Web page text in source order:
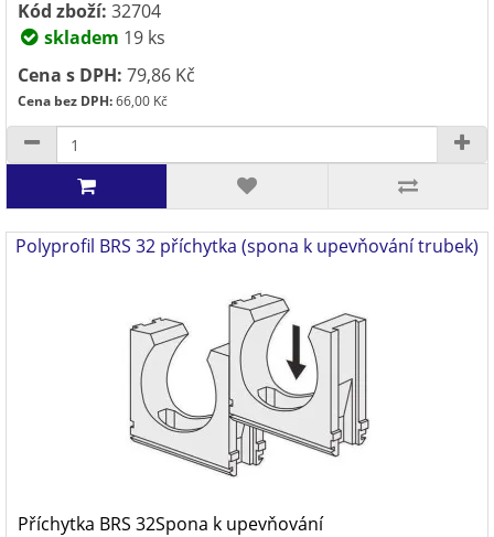
Kód zboží: 32704
skladem 19 ks
Cena s DPH: 79,86 Kč
Cena bez DPH:66,00 Kč
Polyprofil BRS 32 příchytka (spona k upevňování trubek)
Příchytka BRS 32Spona k upevňování